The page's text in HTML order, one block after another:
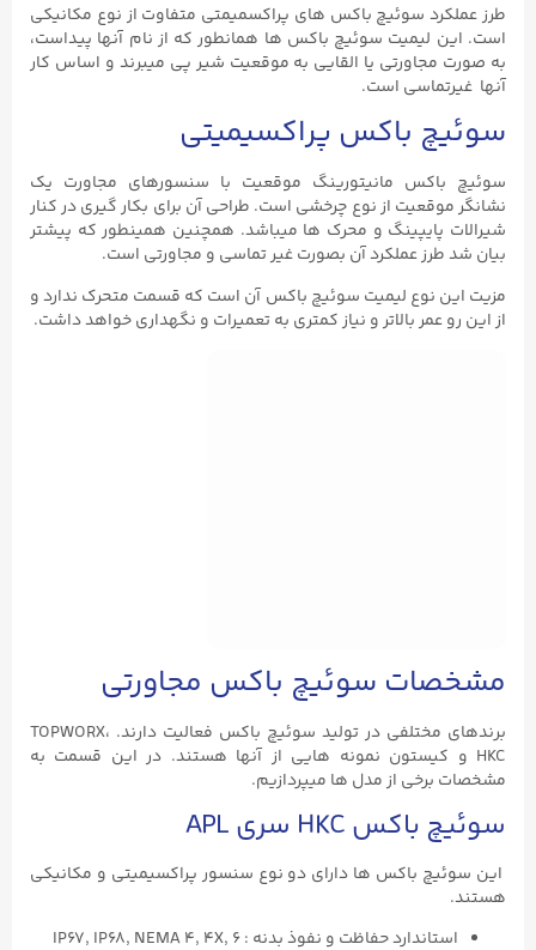
طرز عملکرد سوئیچ باکس های پراکسمیمتی متفاوت از نوع مکانیکی
است. این لیمیت سوئیچ باکس ها همانطور که از نام آنها پیداست،
به صورت مجاورتی یا القایی به موقعیت شیر پی میبرند و اساس کار
آنها غیرتماسی است.
سوئیچ باکس پراکسیمیتی
سوئیچ باکس مانیتورینگ موقعیت با سنسورهای مجاورت یک
نشانگر موقعیت از نوع چرخشی است. طراحی آن برای بکار گیری در کنار
شیرالات پایپینگ و محرک ها میباشد. همچنین همینطور که پیشتر
بیان شد طرز عملکرد آن بصورت غیر تماسی و مجاورتی است.
مزیت این نوع لیمیت سوئیچ باکس آن است که قسمت متحرک ندارد و
از این رو عمر بالاتر و نیاز کمتری به تعمیرات و نگهداری خواهد داشت.
مشخصات سوئیچ باکس مجاورتی
برندهای مختلفی در تولید سوئیچ باکس فعالیت دارند. TOPWORX،
HKC و کیستون نمونه هایی از آنها هستند. در این قسمت به
مشخصات برخی از مدل ها میپردازیم.
سوئیچ باکس HKC سری APL
این سوئیچ باکس ها دارای دو نوع سنسور پراکسیمیتی و مکانیکی
هستند.
استاندارد حفاظت و نفوذ بدنه : IP67, IP68, NEMA ۴, 4X, ۶